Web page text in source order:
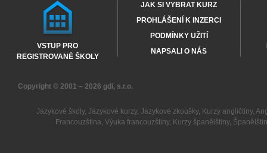
VSTUP PRO
REGISTROVANÉ ŠKOLY
JAK SI VYBRAT KURZ
PROHLÁŠENÍ K INZERCI
PODMÍNKY UŽITÍ
NAPSALI O NÁS
Copyright © 2001 – 2026 gdi, s.r.o.
Jazykové školy, Jazykové kurzy, Jazykové zkoušky, Kurzy angličtiny,
Francouzština,Výuka francouzštiny, Kurzy španělštiny,